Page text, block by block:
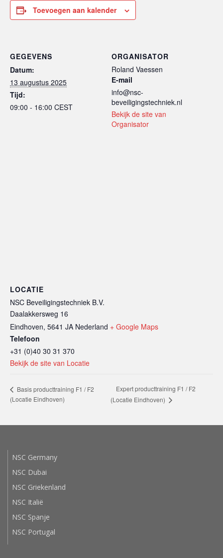
Toevoegen aan kalender
GEGEVENS
Datum:
13 augustus 2025
Tijd:
09:00 - 16:00 CEST
ORGANISATOR
Roland Vaessen
E-mail
info@nsc-
beveiligingstechniek.nl
Bekijk de site van
Organisator
LOCATIE
NSC Beveiligingstechniek B.V.
Daalakkersweg 16
Eindhoven, 5641 JA Nederland + Google Maps
Telefoon
+31 (0)40 30 31 370
Bekijk de site van Locatie
Basis producttraining F1 / F2
(Locatie Eindhoven)
Expert producttraining F1 / F2
(Locatie Eindhoven)
NSC Germany
NSC Dubai
NSC Griekenland
NSC Italië
NSC Spanje
NSC Portugal